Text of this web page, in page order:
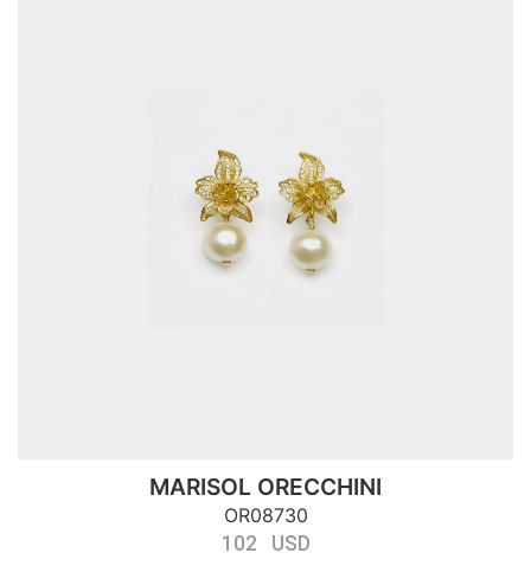
MARISOL ORECCHINI
OR08730
102 USD